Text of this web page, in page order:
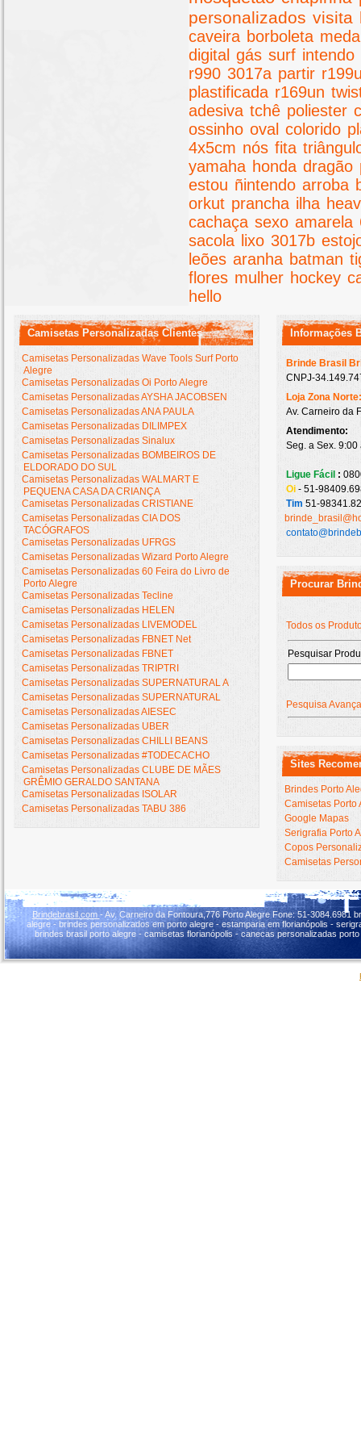
personalizados visita
caveira borboleta
digital gás surf intendo
r990 3017a partir
plastificada r169un
adesiva tchê poliester
ossinho oval colorido
4x5cm nós fita
yamaha honda dragão
estou ñintendo arroba
orkut prancha ilha
cachaça sexo amarela
sacola lixo 3017b
leões aranha batman
flores mulher hockey
hello
Camisetas Personalizadas Clientes
Camisetas Personalizadas Wave Tools Surf Porto
Alegre
Camisetas Personalizadas Oi Porto Alegre
Camisetas Personalizadas AYSHA JACOBSEN
Camisetas Personalizadas ANA PAULA
Camisetas Personalizadas DILIMPEX
Camisetas Personalizadas Sinalux
Camisetas Personalizadas BOMBEIROS DE
ELDORADO DO SUL
Camisetas Personalizadas WALMART E
PEQUENA CASA DA CRIANÇA
Camisetas Personalizadas CRISTIANE
Camisetas Personalizadas CIA DOS
TACÓGRAFOS
Camisetas Personalizadas UFRGS
Camisetas Personalizadas Wizard Porto Alegre
Camisetas Personalizadas 60 Feira do Livro de
Porto Alegre
Camisetas Personalizadas Tecline
Camisetas Personalizadas HELEN
Camisetas Personalizadas LIVEMODEL
Camisetas Personalizadas FBNET Net
Camisetas Personalizadas FBNET
Camisetas Personalizadas TRIPTRI
Camisetas Personalizadas SUPERNATURAL A
Camisetas Personalizadas SUPERNATURAL
Camisetas Personalizadas AIESEC
Camisetas Personalizadas UBER
Camisetas Personalizadas CHILLI BEANS
Camisetas Personalizadas #TODECACHO
Camisetas Personalizadas CLUBE DE MÃES
GRÊMIO GERALDO SANTANA
Camisetas Personalizadas ISOLAR
Camisetas Personalizadas TABU 386
Informações
Brinde Brasil
CNPJ-
Loja Zona
Av. Carneiro da
Atendimento:
Seg. a Sex.
Ligue Fácil :
Oi - 51-
Tim 51-
Procurar
Todos os
Pesquisar
Pesquisa
Sites
Brindes Porto
Camisetas Porto
Google Mapas
Serigrafia Porto
Copos
Camisetas
Brindebrasil.com - Av. Carneiro da Fontoura,776 Porto Alegre Fone: 51-
alegre - brindes personalizados em porto alegre - estamparia em florianópolis -
brindes brasil porto alegre - camisetas florianópolis - canecas personalizadas